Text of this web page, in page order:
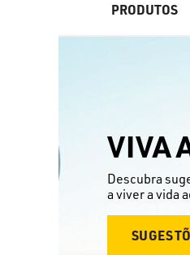
PRODUTOS
VIVA
Descubra
a viver a vida